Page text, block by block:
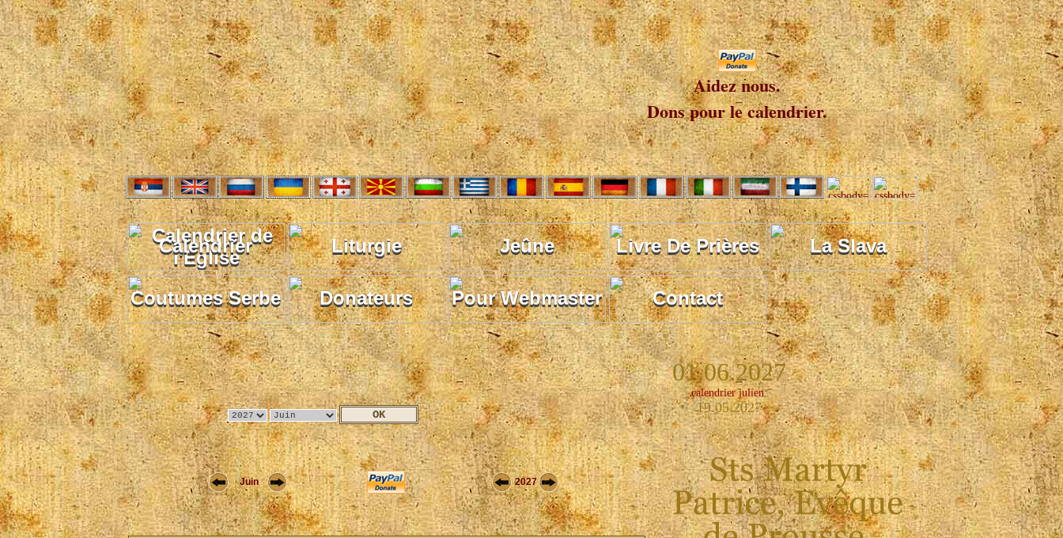
Aidez nous.
Dons pour le calendrier.
Calendrier Liturgie Jeûne Livre De Prières La Slava
Coutumes Serbe Donateurs Pour Webmaster Contact
01.06.2027
calendrier julien:
19.05.2027
Juin 2027